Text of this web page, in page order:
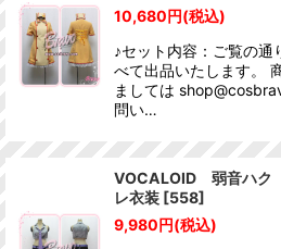
10,680円(税込)
♪セット内容：ご覧の通
べて出品いたします。
ましては
問い…
VOCALOID 弱音ハ
レ衣装 [558]
9,980円(税込)